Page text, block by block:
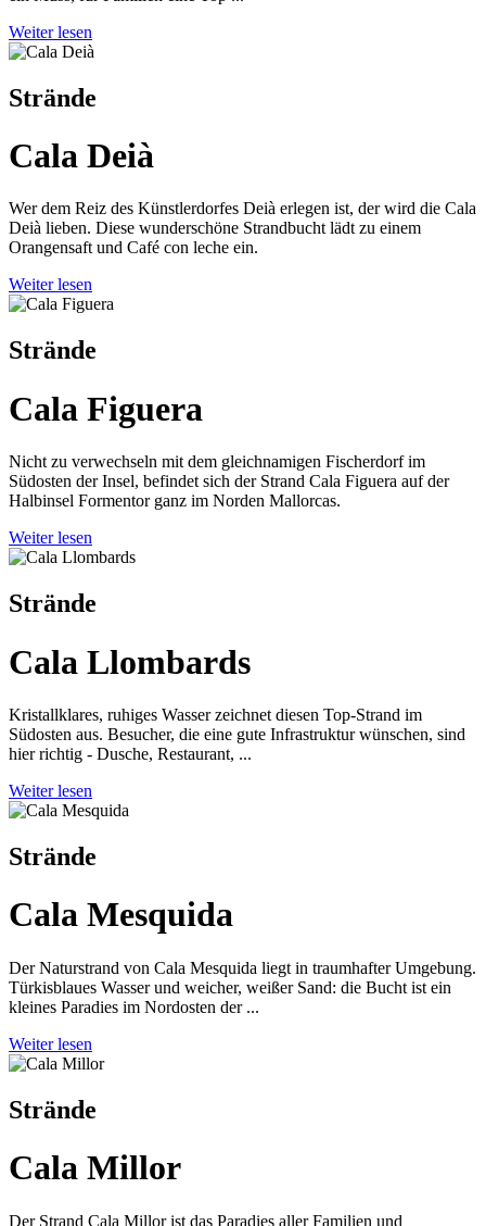
Weiter lesen
Strände
Cala Deià
Wer dem Reiz des Künstlerdorfes Deià erlegen ist, der wird die Cala
Deià lieben. Diese wunderschöne Strandbucht lädt zu einem
Orangensaft und Café con leche ein.
Weiter lesen
Strände
Cala Figuera
Nicht zu verwechseln mit dem gleichnamigen Fischerdorf im
Südosten der Insel, befindet sich der Strand Cala Figuera auf der
Halbinsel Formentor ganz im Norden Mallorcas.
Weiter lesen
Strände
Cala Llombards
Kristallklares, ruhiges Wasser zeichnet diesen Top-Strand im
Südosten aus. Besucher, die eine gute Infrastruktur wünschen, sind
hier richtig - Dusche, Restaurant, ...
Weiter lesen
Strände
Cala Mesquida
Der Naturstrand von Cala Mesquida liegt in traumhafter Umgebung.
Türkisblaues Wasser und weicher, weißer Sand: die Bucht ist ein
kleines Paradies im Nordosten der ...
Weiter lesen
Strände
Cala Millor
Der Strand Cala Millor ist das Paradies aller Familien und